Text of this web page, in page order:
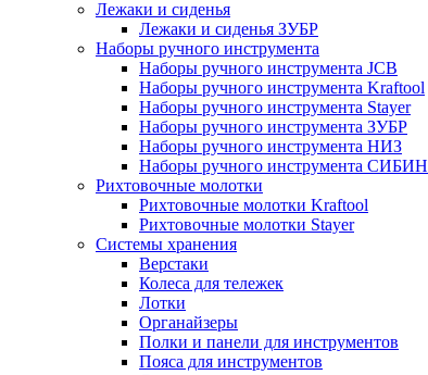
Лежаки и сиденья
Лежаки и сиденья ЗУБР
Наборы ручного инструмента
Наборы ручного инструмента JCB
Наборы ручного инструмента Kraftool
Наборы ручного инструмента Stayer
Наборы ручного инструмента ЗУБР
Наборы ручного инструмента НИЗ
Наборы ручного инструмента СИБИН
Рихтовочные молотки
Рихтовочные молотки Kraftool
Рихтовочные молотки Stayer
Системы хранения
Верстаки
Колеса для тележек
Лотки
Органайзеры
Полки и панели для инструментов
Пояса для инструментов